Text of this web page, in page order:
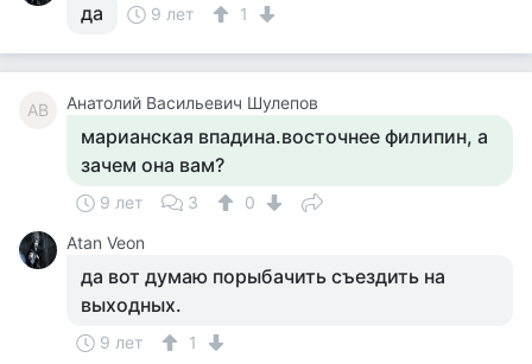
да 9 лет 1
АВ Анатолий Васильевич Шулепов
марианская впадина.восточнее филипин, а
зачем она вам?
9 лет 3
0
Atan Veon
да вот думаю порыбачить съездить на
выходных.
9 лет 1